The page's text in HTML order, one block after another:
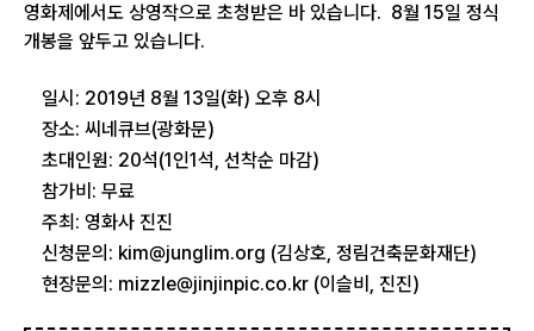
영화제에서도 상영작으로 초청받은 바 있습니다. 8월 15일 정식
개봉을 앞두고 있습니다.
일시: 2019년 8월 13일(화) 오후 8시
장소: 씨네큐브(광화문)
초대인원: 20석(1인1석, 선착순 마감)
참가비: 무료
주최: 영화사 진진
신청문의: kim@junglim.org (김상호, 정림건축문화재단)
현장문의: mizzle@jinjinpic.co.kr (이슬비, 진진)